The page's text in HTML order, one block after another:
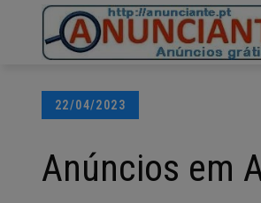
Posted
22/04/2023
Anúncios em